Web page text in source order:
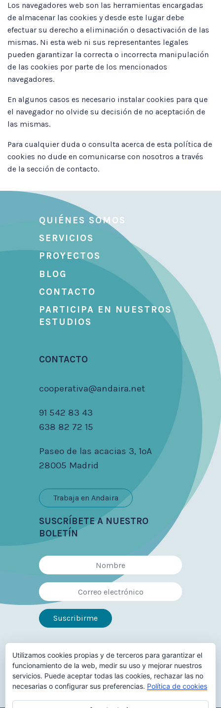
Los navegadores web son las herramientas encargadas
de almacenar las cookies y desde este lugar debe
efectuar su derecho a eliminación o desactivación de las
mismas. Ni esta web ni sus representantes legales
pueden garantizar la correcta o incorrecta manipulación
de las cookies por parte de los mencionados
navegadores.
En algunos casos es necesario instalar cookies para que
el navegador no olvide su decisión de no aceptación de
las mismas.
Para cualquier duda o consulta acerca de esta política de
cookies no dude en comunicarse con nosotros a través
de la sección de contacto.
QUIÉNES SOMOS
SERVICIOS
PROYECTOS
BLOG
CONTACTO
PARTICIPA EN NUESTROS
ESTUDIOS
CONTACTO
cooperativa@andaira.net
91 542 83 43
638 82 72 15
Paseo de las acacias 3, 1ºA
28005 Madrid
Trabaja en Andaira
SUSCRÍBETE A NUESTRO
BOLETÍN
Síguenos en
Utilizamos cookies propias y de terceros para garantizar el
funcionamiento de la web, medir su uso y mejorar nuestros
servicios. Puede aceptar todas las cookies, rechazar las no
necesarias o configurar sus preferencias. Política de cookies